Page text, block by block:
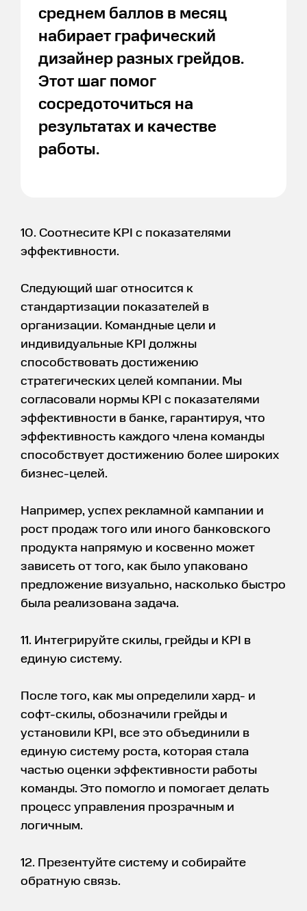
среднем баллов в месяц
набирает графический
дизайнер разных грейдов.
Этот шаг помог
сосредоточиться на
результатах и качестве
работы.
10. Соотнесите KPI с показателями
эффективности.
Следующий шаг относится к
стандартизации показателей в
организации. Командные цели и
индивидуальные KPI должны
способствовать достижению
стратегических целей компании. Мы
согласовали нормы KPI с показателями
эффективности в банке, гарантируя, что
эффективность каждого члена команды
способствует достижению более широких
бизнес-целей.
Например, успех рекламной кампании и
рост продаж того или иного банковского
продукта напрямую и косвенно может
зависеть от того, как было упаковано
предложение визуально, насколько быстро
была реализована задача.
11. Интегрируйте скилы, грейды и KPI в
единую систему.
После того, как мы определили хард- и
софт-скилы, обозначили грейды и
установили KPI, все это объединили в
единую систему роста, которая стала
частью оценки эффективности работы
команды. Это помогло и помогает делать
процесс управления прозрачным и
логичным.
12. Презентуйте систему и собирайте
обратную связь.